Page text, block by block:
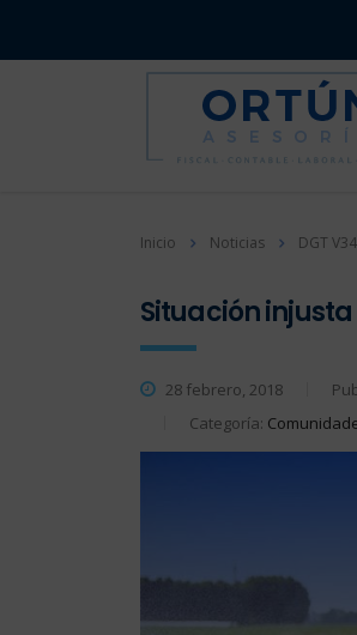
Inicio Noticias DGT
Situación
28 febrero, 2018
Categoría: